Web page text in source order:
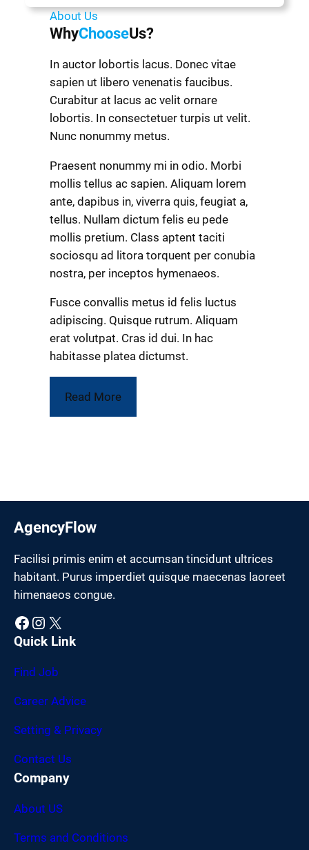
About Us
WhyChooseUs?
In auctor lobortis lacus. Donec vitae
sapien ut libero venenatis faucibus.
Curabitur at lacus ac velit ornare
lobortis. In consectetuer turpis ut velit.
Nunc nonummy metus.
Praesent nonummy mi in odio. Morbi
mollis tellus ac sapien. Aliquam lorem
ante, dapibus in, viverra quis, feugiat a,
tellus. Nullam dictum felis eu pede
mollis pretium. Class aptent taciti
sociosqu ad litora torquent per conubia
nostra, per inceptos hymenaeos.
Fusce convallis metus id felis luctus
adipiscing. Quisque rutrum. Aliquam
erat volutpat. Cras id dui. In hac
habitasse platea dictumst.
Read More
AgencyFlow
Facilisi primis enim et accumsan tincidunt ultrices
habitant. Purus imperdiet quisque maecenas laoreet
himenaeos congue.
Facebook Instagram X
Quick Link
Find Job
Career Advice
Setting & Privacy
Contact Us
Company
About US
Terms and Conditions